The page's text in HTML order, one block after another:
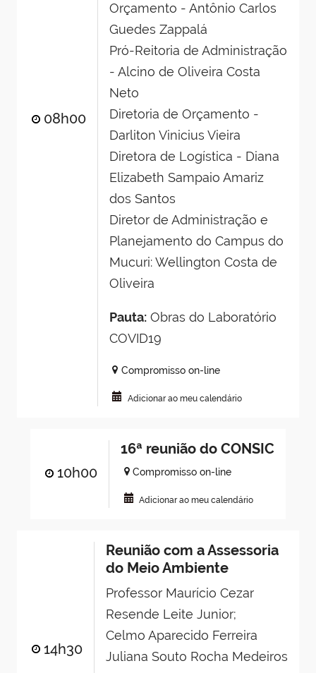
08h00
Orçamento - Antônio Carlos
Guedes Zappalá
Pró-Reitoria de Administração
- Alcino de Oliveira Costa
Neto
Diretoria de Orçamento -
Darliton Vinicius Vieira
Diretora de Logística - Diana
Elizabeth Sampaio Amariz
dos Santos
Diretor de Administração e
Planejamento do Campus do
Mucuri: Wellington Costa de
Oliveira
Pauta:Obras do Laboratório
COVID19
Compromisso on-line
Adicionar ao meu calendário
10h00
16ª reunião do CONSIC
Compromisso on-line
Adicionar ao meu calendário
14h30
Reunião com a Assessoria
do Meio Ambiente
Professor Maurício Cezar
Resende Leite Junior;
Celmo Aparecido Ferreira
Juliana Souto Rocha Medeiros